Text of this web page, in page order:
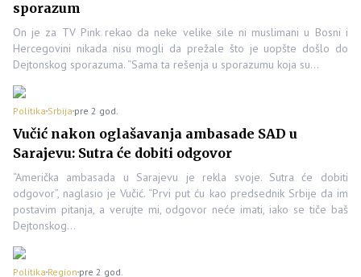
sporazum
On je za TV Pink rekao da neke velike sile ni muslimani u Bosni i
Hercegovini nikada nisu mogli da prežale što je uopšte došlo do
Dejtonskog sporazuma. “Sama ta rešenja u sporazumu koja su…
Politika Srbija pre 2 god.
Vučić nakon oglašavanja ambasade SAD u
Sarajevu: Sutra će dobiti odgovor
“Američka ambasada u Sarajevu je rekla svoje. Sutra će dobiti
odgovor”, naglasio je Vučić. “Prvi put ću kao predsednik Srbije da im
postavim pitanja, a verujte mi, odgovor neće imati, iako se tiče baš
Dejtonskog…
Politika Region pre 2 god.